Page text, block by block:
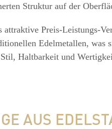
Struktur auf der
attraktive Preis-Leistungs-
Edelmetallen, was
Haltbarkeit und
AUS